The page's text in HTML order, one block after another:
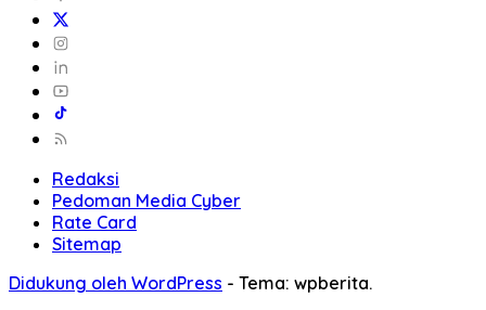
Redaksi
Pedoman Media Cyber
Rate Card
Sitemap
Didukung oleh WordPress - Tema: wpberita.